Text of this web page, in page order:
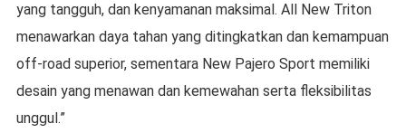
yang tangguh, dan kenyamanan maksimal. All New Triton
menawarkan daya tahan yang ditingkatkan dan kemampuan
off-road superior, sementara New Pajero Sport memiliki
desain yang menawan dan kemewahan serta fleksibilitas
unggul.”